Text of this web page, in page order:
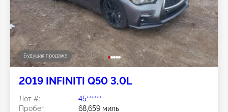
Будущая продажа
2019 INFINITI Q50 3.0L
Лот #:
45******
Пробег:
68,659 миль